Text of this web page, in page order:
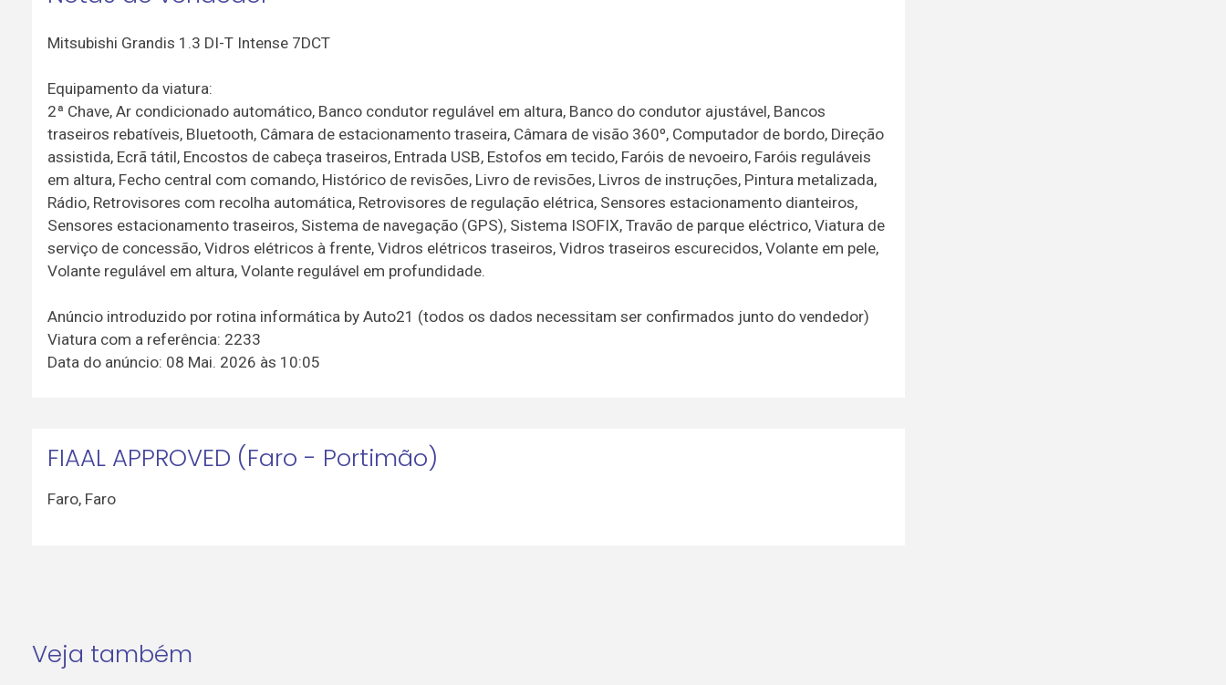
Mitsubishi Grandis 1.3 DI-T Intense 7DCT
Equipamento da viatura:
2ª Chave, Ar condicionado automático, Banco condutor regulável em altura, Banco do condutor ajustável, Bancos
traseiros rebatíveis, Bluetooth, Câmara de estacionamento traseira, Câmara de visão 360º, Computador de bordo, Direção
assistida, Ecrã tátil, Encostos de cabeça traseiros, Entrada USB, Estofos em tecido, Faróis de nevoeiro, Faróis reguláveis
em altura, Fecho central com comando, Histórico de revisões, Livro de revisões, Livros de instruções, Pintura metalizada,
Rádio, Retrovisores com recolha automática, Retrovisores de regulação elétrica, Sensores estacionamento dianteiros,
Sensores estacionamento traseiros, Sistema de navegação (GPS), Sistema ISOFIX, Travão de parque eléctrico, Viatura de
serviço de concessão, Vidros elétricos à frente, Vidros elétricos traseiros, Vidros traseiros escurecidos, Volante em pele,
Volante regulável em altura, Volante regulável em profundidade.
Anúncio introduzido por rotina informática by Auto21 (todos os dados necessitam ser confirmados junto do vendedor)
Viatura com a referência: 2233
Data do anúncio: 08 Mai. 2026 às 10:05
FIAAL APPROVED (Faro - Portimão)
Faro, Faro
Veja também